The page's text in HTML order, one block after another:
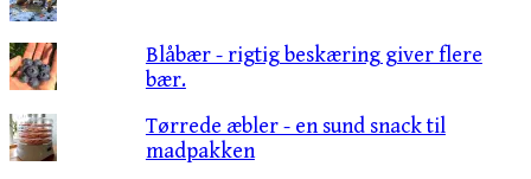
Blåbær - rigtig beskæring giver flere
bær.
Tørrede æbler - en sund snack til
madpakken